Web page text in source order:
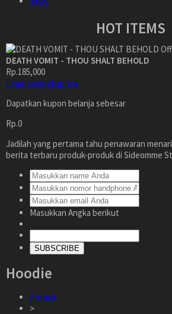
HOT ITEMS
DEATH VOMIT - THOU SHALT BEHOLD
Rp.185,000
Lihat selengkapnya
Dapatkan kupon belanja sebesar
Rp.0
Jadilah yang pertama tahu penawaran
berita terbaru produk-produk di Sideomme
Masukkan Angka berikut
SUBSCRIBE
Hoodie
Produk
>